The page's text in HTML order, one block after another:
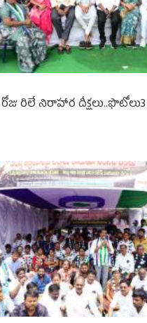
రిలే నిరాహార దీక్షలు..ఫొటోలు3